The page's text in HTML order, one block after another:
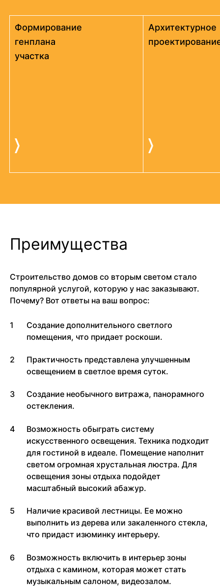
Формирование
генплана
участка
Архитектурное
Преимущества
Строительство домов со вторым светом стало
популярной услугой, которую у нас заказывают.
Почему? Вот ответы на ваш вопрос:
Создание дополнительного светлого
помещения, что придает роскоши.
Практичность представлена улучшенным
освещением в светлое время суток.
Создание необычного витража, панорамного
остекления.
Возможность обыграть систему
искусственного освещения. Техника подходит
для гостиной в идеале. Помещение наполнит
светом огромная хрустальная люстра. Для
освещения зоны отдыха подойдет
масштабный высокий абажур.
Наличие красивой лестницы. Ее можно
выполнить из дерева или закаленного стекла,
что придаст изюминку интерьеру.
Возможность включить в интерьер зоны
отдыха с камином, которая может стать
музыкальным салоном, видеозалом.